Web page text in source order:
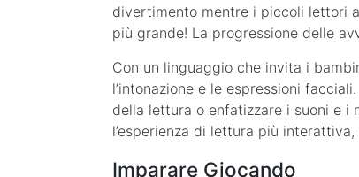
divertimento mentre i piccoli lettori
più grande! La progressione delle
Con un linguaggio che invita i
l’intonazione e le espressioni
della lettura o enfatizzare i suoni e i
l’esperienza di lettura più
Imparare Giocando